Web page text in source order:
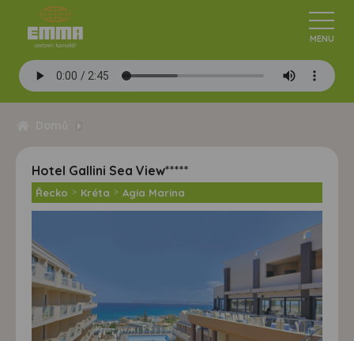
Hotel Gallini Sea View*****
Řecko > Kréta > Agia Marina